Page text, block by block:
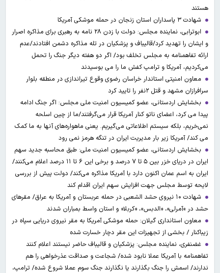
هستند
شهادت ۳ ‌پاسداران استان زنجان در حمله موشکی آمریکا
ابوترابی، نماینده مجلس: دولت با زدن ۲۸ نامه به رهبری برای مذاکره اصرار
و ایشان را تهدید کرد/قالیباف و پزشکیان در تله مذاکره دشمن افتادند/عدم
ارائه تفاهمنامه به مجلس تخلف بود/ اگر دو هفته دیگر جنگ را تحمل
می‌کردیم، آمریکا و ترامپ کفش ما را می بوسیدند
معاون امنیتی استاندار خراسان رضوی وقوع تیراندازی در منطقه بلوار
سرافرازان مشهد و قتل ۲نفر را تایید کرد
بخشایش اردستانی، عضو کمیسیون امنیت ملی مجلس: اگر جنگ ادامه
پیدا می کرد، اعضای ناتو کنار آمریکا قرار می‌گرفتند/ما از چین اسلحه
نمی‌خریم، بلکه سیستم اطلاعاتی می‌گیریم. یعنی ماهواره‌های آنها به ما کمک
می کند/ آمریکا زیر بار مدیریت ایران در تنگه هرمز نمی رود
بخشایش اردستانی، عضو کمیسیون امنیت ملی: طبق محاسبه جدید سهم
ایران در دریای خزر بین ۵ تا ۷ درصد و برخی این ۶ تا ۱۱ درصد اعلام می‌کنند/
ایران به اسم عمان اکنون دارد با آمریکا مذاکره می‌کند/ دولت پیش از بررسی
لایحه توسط مجلس جهت افزایش سهم ایران اقدام کند
شهادت ۱۰ نیروی حشد الشعبی در حمله عربستان و آمریکا به عراق/ مقرهای
حشد در »آمرلی»، «الدبس»، «کربلا« و استان واسط بمباران شدند
معاون استانداری گیلان: حمله موشکی آمریکا به مقر نیروی دریایی سپاه در
زیباکنار / بخشی از تجهیزات این مقر دچار خسارت شده
غضنفری، نماینده مجلس: پزشکیان و قالیباف حاضر نیستند اعلام کنند
تفاهمنامه با آمریکا عملا نابود شده/ شجاعت و صداقت عذرخواهی را هم
ندارند/ اسمش را جنگ بگذارند یا نگذارند جنگ سوم عملا شروع شده/ ترامپ،